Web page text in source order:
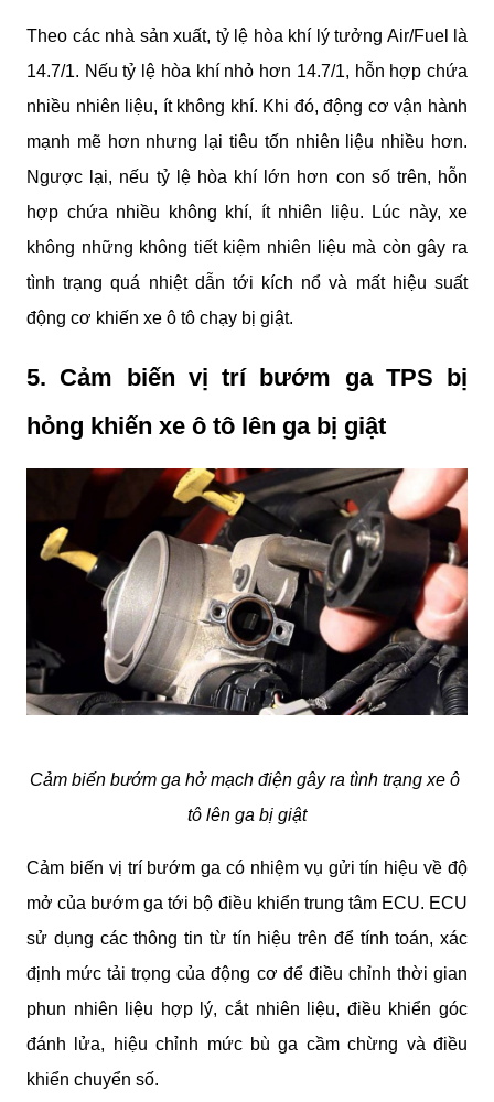
Theo các nhà sản xuất, tỷ lệ hòa khí lý tưởng Air/Fuel là
14.7/1. Nếu tỷ lệ hòa khí nhỏ hơn 14.7/1, hỗn hợp chứa
nhiều nhiên liệu, ít không khí. Khi đó, động cơ vận hành
mạnh mẽ hơn nhưng lại tiêu tốn nhiên liệu nhiều hơn.
Ngược lại, nếu tỷ lệ hòa khí lớn hơn con số trên, hỗn
hợp chứa nhiều không khí, ít nhiên liệu. Lúc này, xe
không những không tiết kiệm nhiên liệu mà còn gây ra
tình trạng quá nhiệt dẫn tới kích nổ và mất hiệu suất
động cơ khiến xe ô tô chạy bị giật.
5. Cảm biến vị trí bướm ga TPS bị
hỏng khiến xe ô tô lên ga bị giật
Cảm biến bướm ga hở mạch điện gây ra tình trạng xe ô
tô lên ga bị giật
Cảm biến vị trí bướm ga có nhiệm vụ gửi tín hiệu về độ
mở của bướm ga tới bộ điều khiển trung tâm ECU. ECU
sử dụng các thông tin từ tín hiệu trên để tính toán, xác
định mức tải trọng của động cơ để điều chỉnh thời gian
phun nhiên liệu hợp lý, cắt nhiên liệu, điều khiển góc
đánh lửa, hiệu chỉnh mức bù ga cầm chừng và điều
khiển chuyển số.